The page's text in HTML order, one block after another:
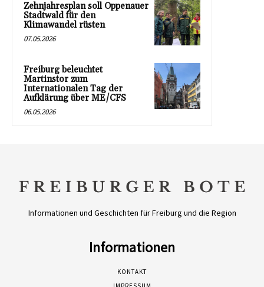
Zehnjahresplan soll Oppenauer
Stadtwald für den
Klimawandel rüsten
07.05.2026
Freiburg beleuchtet
Martinstor zum
Internationalen Tag der
Aufklärung über ME/CFS
06.05.2026
Informationen und Geschichten für Freiburg und die Region
Informationen
KONTAKT